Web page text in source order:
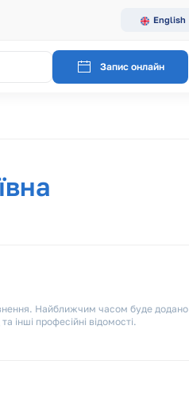
English
Запис онлайн
Найближчим часом буде
інші професійні відомості.